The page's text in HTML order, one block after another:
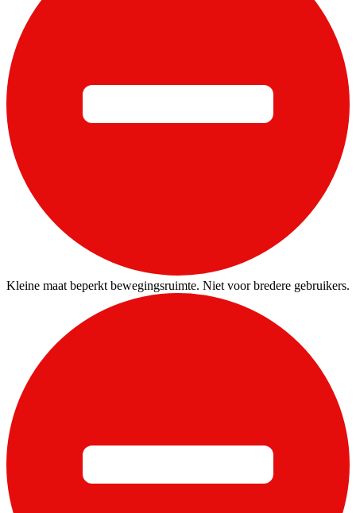
Kleine maat beperkt bewegingsruimte. Niet voor bredere gebruikers.